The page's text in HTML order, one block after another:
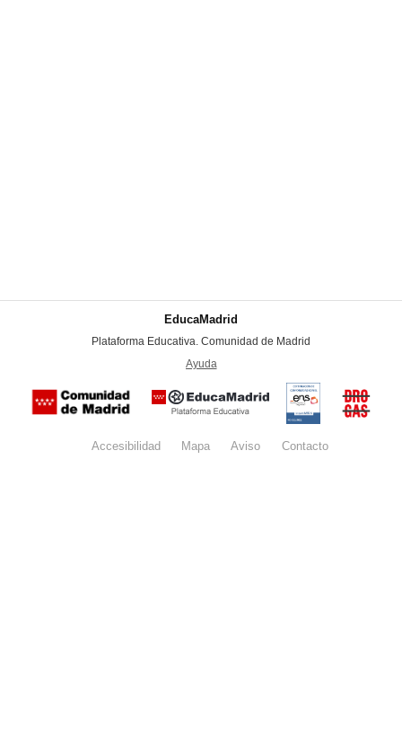
EducaMadrid
Plataforma Educativa. Comunidad de Madrid
Ayuda
Certificación
conformidad
con el
Nacional de
Seguridad
del
Accesibilidad Mapa Aviso legalContacto